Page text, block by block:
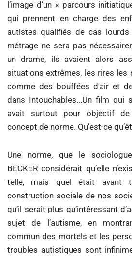
l’image d’un « parcours
qui prennent en charge des
autistes qualifiés de cas
métrage ne sera pas
un drame, ils avaient alors
situations extrêmes, les rires les
comme des bouffées d'air et
dans Intouchables...Un film qui
avait surtout pour objectif
concept de norme. Qu’est-ce
Une norme, que le
BECKER considérait qu’elle
telle, mais quel était avant
construction sociale de nos
qu’il serait plus qu’intéressant
sujet de l’autisme, en
commun des mortels et les
troubles autistiques sont